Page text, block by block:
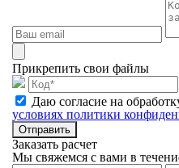
Прикрепить свои файлы
Даю согласие на
условиях политики
Отправить
Заказать расчет
Мы свяжемся с вами в